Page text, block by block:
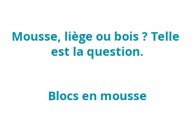
Mousse, liège ou bois ? Telle
est la question.
Blocs en mousse